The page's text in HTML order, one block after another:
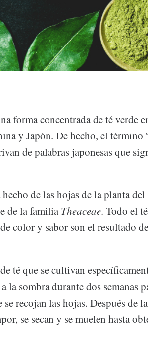
forma concentrada de té verde
y Japón. De hecho, el
de palabras japonesas que
de las hojas de la planta del
de la familiaTheaceae. Todo el
color y sabor son el resultado
té que se cultivan
a la sombra durante dos
se recojan las hojas. Después de
se secan y se muelen hasta